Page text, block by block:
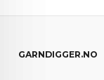
GARNDIGGER.NO